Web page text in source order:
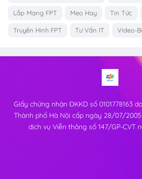
Lắp Mạng FPT Mẹo Hay Tin Tức
Truyền Hình FPT Tư Vấn IT Video-
Giấy chứng nhận ĐKKD số 0101778163
Thành phố Hà Nội cấp ngày 28/07/
dịch vụ Viễn thông số 147/GP-CVT